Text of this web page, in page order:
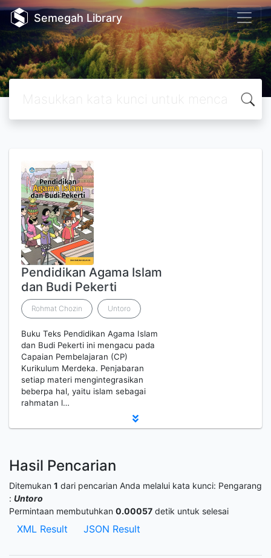
Semegah Library
Pendidikan Agama Islam
dan Budi Pekerti
Rohmat Chozin Untoro
Buku Teks Pendidikan Agama Islam
dan Budi Pekerti ini mengacu pada
Capaian Pembelajaran (CP)
Kurikulum Merdeka. Penjabaran
setiap materi mengintegrasikan
beberpa hal, yaitu islam sebagai
rahmatan l…
Hasil Pencarian
Ditemukan 1 dari pencarian Anda melalui kata kunci: Pengarang
: Untoro
Permintaan membutuhkan 0.00057 detik untuk selesai
XML Result JSON Result